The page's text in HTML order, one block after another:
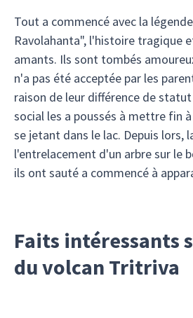
Tout a commencé avec la
Ravolahanta", l'histoire tragique
amants. Ils sont tombés
n'a pas été acceptée par les
raison de leur différence de
social les a poussés à mettre fin
se jetant dans le lac. Depuis lors,
l'entrelacement d'un arbre sur le
ils ont sauté a commencé à
Faits intéressants
du volcan Tritriva